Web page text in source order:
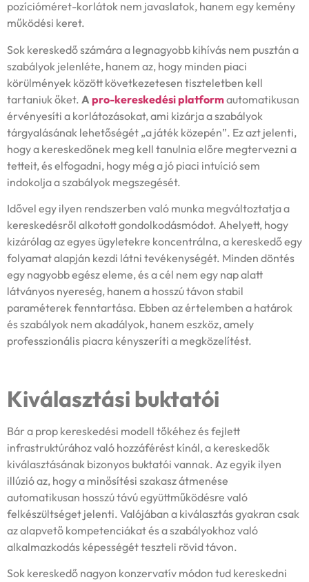
pozícióméret-korlátok nem javaslatok, hanem egy kemény
működési keret.
Sok kereskedő számára a legnagyobb kihívás nem pusztán a
szabályok jelenléte, hanem az, hogy minden piaci
körülmények között következetesen tiszteletben kell
tartaniuk őket. A pro-kereskedési platformautomatikusan
érvényesíti a korlátozásokat, ami kizárja a szabályok
tárgyalásának lehetőségét „a játék közepén”. Ez azt jelenti,
hogy a kereskedőnek meg kell tanulnia előre megtervezni a
tetteit, és elfogadni, hogy még a jó piaci intuíció sem
indokolja a szabályok megszegését.
Idővel egy ilyen rendszerben való munka megváltoztatja a
kereskedésről alkotott gondolkodásmódot. Ahelyett, hogy
kizárólag az egyes ügyletekre koncentrálna, a kereskedő egy
folyamat alapján kezdi látni tevékenységét. Minden döntés
egy nagyobb egész eleme, és a cél nem egy nap alatt
látványos nyereség, hanem a hosszú távon stabil
paraméterek fenntartása. Ebben az értelemben a határok
és szabályok nem akadályok, hanem eszköz, amely
professzionális piacra kényszeríti a megközelítést.
Kiválasztási buktatói
Bár a prop kereskedési modell tőkéhez és fejlett
infrastruktúrához való hozzáférést kínál, a kereskedők
kiválasztásának bizonyos buktatói vannak. Az egyik ilyen
illúzió az, hogy a minősítési szakasz átmenése
automatikusan hosszú távú együttműködésre való
felkészültséget jelenti. Valójában a kiválasztás gyakran csak
az alapvető kompetenciákat és a szabályokhoz való
alkalmazkodás képességét teszteli rövid távon.
Sok kereskedő nagyon konzervatív módon tud kereskedni